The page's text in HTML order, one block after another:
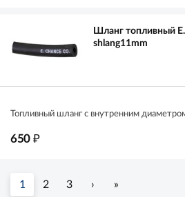
Шланг топливный
shlang11mm
Топливный шланг с внутренним
650 ₽
1 2 3 › »